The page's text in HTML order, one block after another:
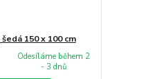
150 x 100 cm
Odesíláme během 2
- 3 dnů